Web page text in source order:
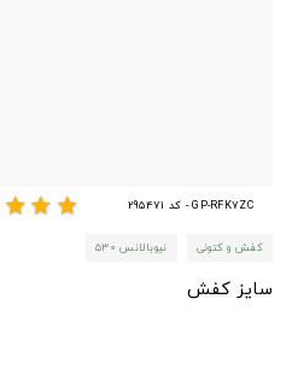
GP-RFK7ZC - کد 295471 star
star
star
کفش و کتونی نیوبالانس ۵۳۰
سایز کفش